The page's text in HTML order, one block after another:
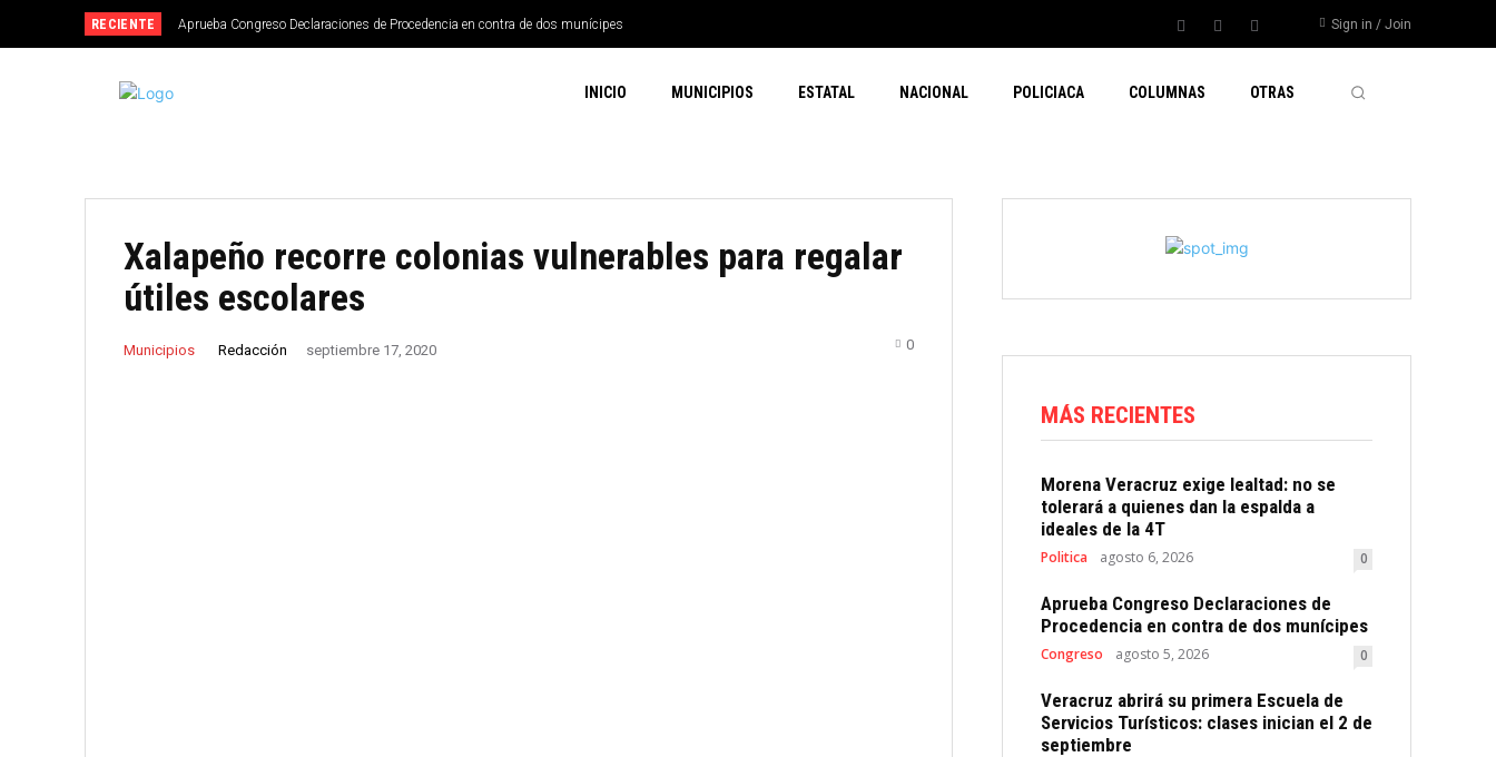
RECIENTE Aprueba Congreso Declaraciones de Procedencia en contra de dos munícipes Sign in / Join
INICIO MUNICIPIOS ESTATAL NACIONAL POLICIACA COLUMNAS OTRAS
Xalapeño recorre colonias vulnerables para regalar
útiles escolares
Municipios Redacción septiembre 17, 2020 0
MÁS RECIENTES
Morena Veracruz exige lealtad: no se
tolerará a quienes dan la espalda a
ideales de la 4T
Politica agosto 6, 2026 0
Aprueba Congreso Declaraciones de
Procedencia en contra de dos munícipes
Congreso agosto 5, 2026 0
Veracruz abrirá su primera Escuela de
Servicios Turísticos: clases inician el 2 de
septiembre